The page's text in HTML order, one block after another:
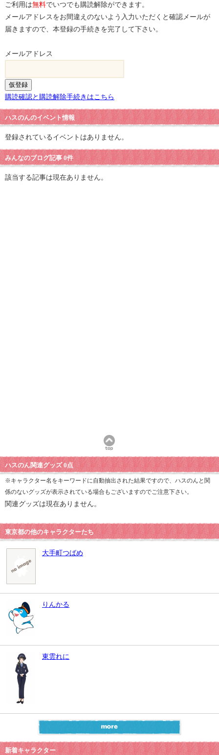
ご利用は無料でいつでも購読解除ができます。
メールアドレスをお間違えのないよう入力いただくと確認メールが
届きますので、本登録の手続きを完了して下さい。
メールアドレス
購読確認と購読解除手続きはこちら
ハスのんのイベント情報
登録されているイベントはありません。
みんなのブログ記事 0件
該当する記事は現在ありません。
ハスのん関連グッズ 0点
※キャラクター名をキーワードに自動抽出された結果ですので、ハスのんと関
係のないグッズが表示されている場合もございますのでご注意下さい。
関連グッズは現在ありません。
東京都の他のキャラクターたち
大手町つばめ
りんかる
東雲れに
新着キャラクター